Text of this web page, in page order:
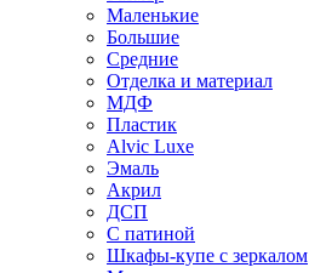
Маленькие
Большие
Средние
Отделка и материал
МДФ
Пластик
Alvic Luxe
Эмаль
Акрил
ДСП
С патиной
Шкафы-купе с зеркалом